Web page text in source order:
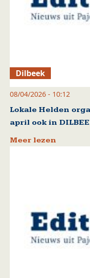
Dilbeek
08/04/2026 - 10:12
Lokale Helden
april ook in
Meer lezen